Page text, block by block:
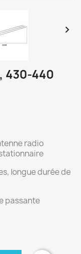

430-440
radio
longue durée de
passante